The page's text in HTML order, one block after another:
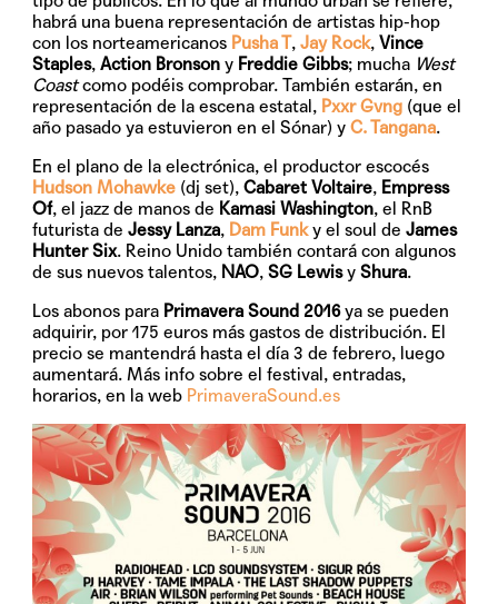
habrá una buena representación de artistas hip-hop
con los norteamericanos Pusha T,Jay Rock,Vince
Staples,Action Bronson y Freddie Gibbs; mucha West
Coastcomo podéis comprobar. También estarán, en
representación de la escena estatal, Pxxr Gvng (que el
año pasado ya estuvieron en el Sónar) yC. Tangana.
En el plano de la electrónica, el productor escocés
Hudson Mohawke (dj set), Cabaret Voltaire, Empress
Of, el jazz de manos de Kamasi Washington, el RnB
futurista deJessy Lanza, Dam Funky el soul deJames
Hunter Six. Reino Unido también contará con algunos
de sus nuevos talentos, NAO,SG LewisyShura.
Los abonos para Primavera Sound 2016ya se pueden
adquirir, por175 euros más gastos de distribución. El
precio se mantendrá hasta el día 3 de febrero, luego
aumentará. Más info sobre el festival, entradas,
horarios, en la web PrimaveraSound.es